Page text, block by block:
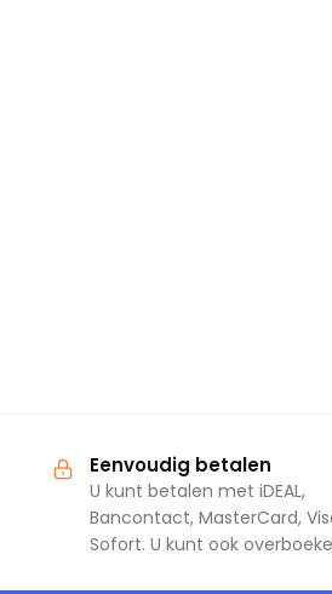
Eenvoudig betalen
U kunt betalen met iDEAL,
Bancontact, MasterCard,
Sofort. U kunt ook